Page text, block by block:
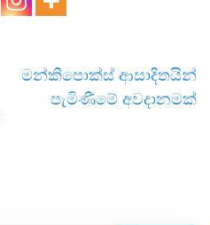
මන්කිපොක්ස් ආසාදිතයින්
පැමිණීමේ අවදානමක්